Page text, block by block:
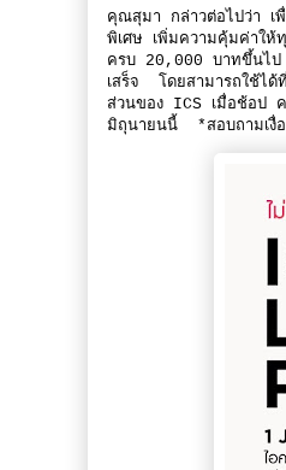
คุณสุมา กล่าวต่อไปว่า เ
พิเศษ เพิ่มความคุ้มค่าใ
ครบ 20,000 บาทขึ้นไป
เสร็จ โดยสามารถใ
ส่วนของ ICS เมื่อช้อป
มิถุนายนนี้ *สอบถามเงื่